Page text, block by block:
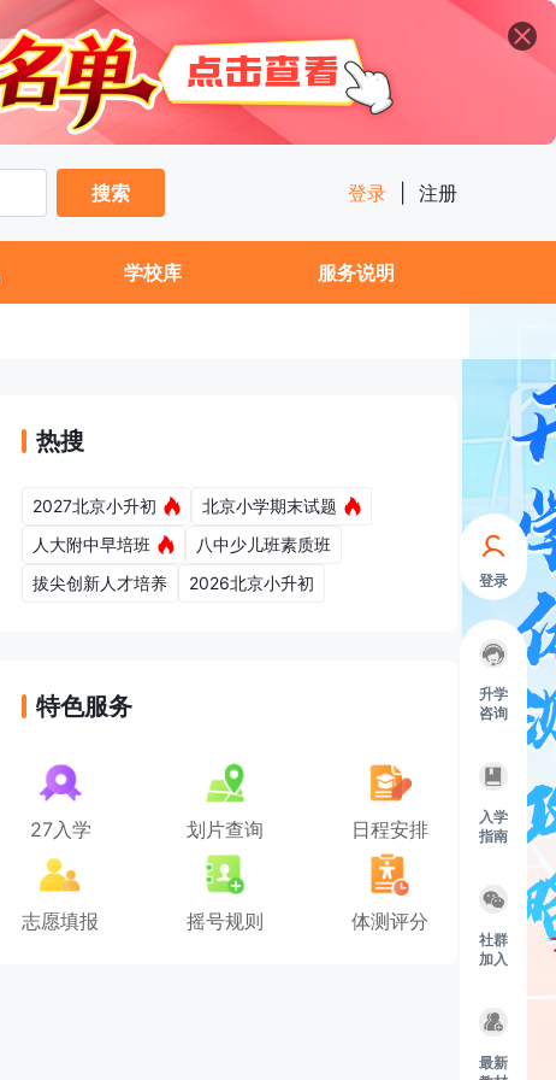
登录
升学
咨询
入学
指南
社群
加入
最新
搜索
登录 注册
学校库 服务说明
热搜
2027北京小升初
北京小学期末试题
人大附中早培班
八中少儿班素质班
拔尖创新人才培养
2026北京小升初
特色服务
27入学 划片查询 日程安排
志愿填报 摇号规则 体测评分